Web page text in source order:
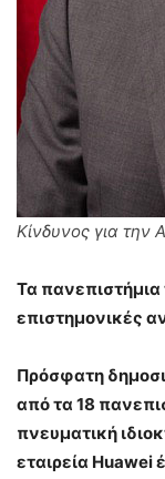
Κίνδυνος για την
Τα πανεπιστήμια
επιστημονικές
Πρόσφατη
από τα 18
πνευματική
εταιρεία Huawei